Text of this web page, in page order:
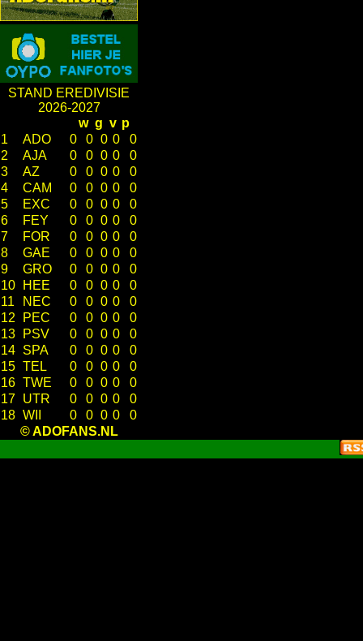
STAND EREDIVISIE
2026-2027
w g v p
1
ADO 0 0 0 0
0
2
AJA 0 0 0 0
0
3
AZ 0 0 0 0
0
4
CAM 0 0 0 0
0
5
EXC 0 0 0 0
0
6
FEY 0 0 0 0
0
7
FOR 0 0 0 0
0
8
GAE 0 0 0 0
0
9
GRO 0 0 0 0
0
10
HEE 0 0 0 0
0
11
NEC 0 0 0 0
0
12
PEC 0 0 0 0
0
13
PSV 0 0 0 0
0
14 SPA 0 0 0 0
0
15 TEL 0 0 0 0
0
16 TWE 0 0 0 0
0
17 UTR 0 0 0 0
0
18 WII 0 0 0 0
0
© ADOFANS.NL